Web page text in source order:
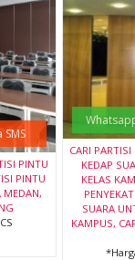
SMS
PINTU
PINTU
MEDAN,
CARI
KEDAP
KELAS
SUARA
KAMPUS,